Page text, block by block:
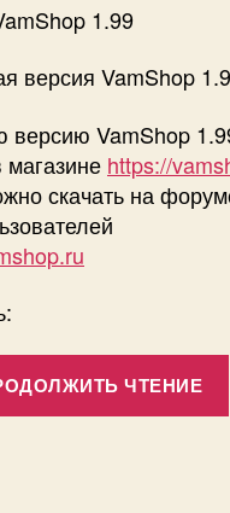
1.99
1.99
версия VamShop
версию VamShop
магазине https://
скачать на
ЧТЕНИЕ